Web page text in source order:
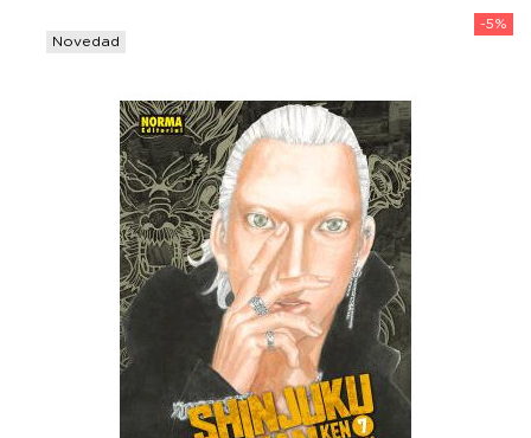
-5%
Novedad